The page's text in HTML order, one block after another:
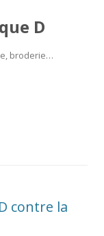
D
broderie…
contre la